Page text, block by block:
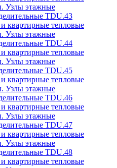
Узлы этажные
TDU.43
квартирные тепловые
Узлы этажные
TDU.44
квартирные тепловые
Узлы этажные
TDU.45
квартирные тепловые
Узлы этажные
TDU.46
квартирные тепловые
Узлы этажные
TDU.47
квартирные тепловые
Узлы этажные
TDU.48
квартирные тепловые